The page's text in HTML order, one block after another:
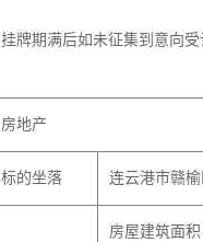
挂牌期满后如未征集到意向
房地产
标的坐落 连云港市赣
房屋建筑面积